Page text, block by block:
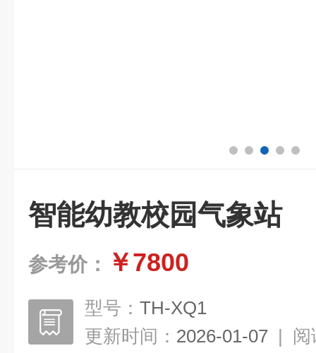
智能幼教校园气象站
参考价： ￥7800
型号： TH-XQ1
更新时间： 2026-01-07 | 阅